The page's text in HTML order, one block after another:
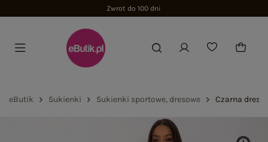
Zwrot do 100 dni
eButik Sukienki Sukienki sportowe, dresowe Czarna